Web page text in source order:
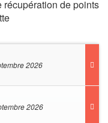
récupération de points
2026
2026